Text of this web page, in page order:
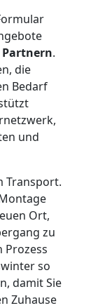
Partnern.
die
Bedarf
und
Transport.
Ort,
zu
Prozess
so
damit Sie
Zuhause